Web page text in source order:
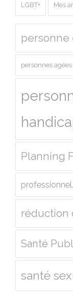
LGBT+ Mes
personne
personnes agées
Planning
réduction
Santé
santé